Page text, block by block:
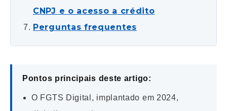
CNPJ e o acesso a crédito
Perguntas frequentes
Pontos principais deste artigo:
O FGTS Digital, implantado em 2024,